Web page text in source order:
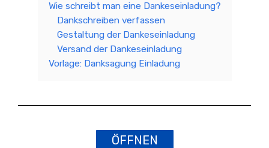
Wie schreibt man eine Dankeseinladung?
Dankschreiben verfassen
Gestaltung der Dankeseinladung
Versand der Dankeseinladung
Vorlage: Danksagung Einladung
ÖFFNEN